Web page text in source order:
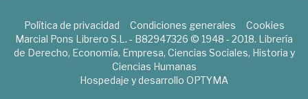
Política de privacidad Condiciones generales
Cookies
Marcial Pons Librero S.L. - B82947326 © 1948 - 2018. Librería
de Derecho, Economía, Empresa, Ciencias Sociales, Historia y
Ciencias Humanas
Hospedaje y desarrollo OPTYMA